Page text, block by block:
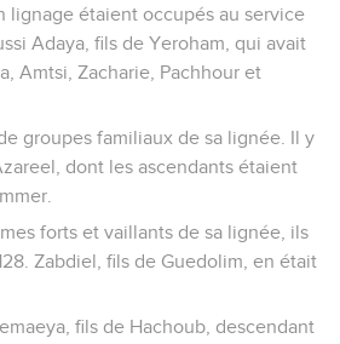
lignage étaient occupés au service
Adaya, fils de Yeroham, qui avait
Amtsi, Zacharie, Pachhour et
groupes familiaux de sa lignée. Il y
dont les ascendants étaient
forts et vaillants de sa lignée, ils
Zabdiel, fils de Guedolim, en était
fils de Hachoub, descendant